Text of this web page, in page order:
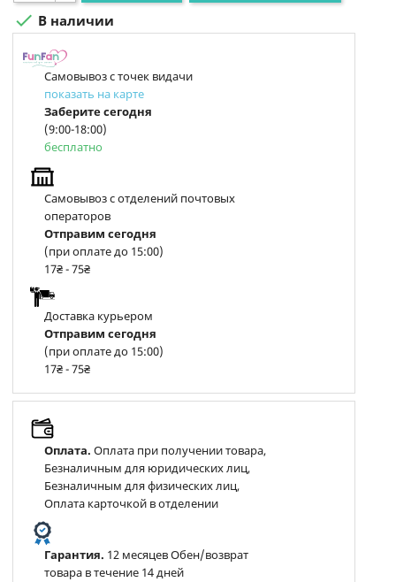
 В наличии
Самовывоз с точек видачи
показать на карте
Заберите сегодня
(9:00-18:00)
бесплатно
Самовывоз с отделений почтовых
операторов
Отправим сегодня
(при оплате до 15:00)
17₴ - 75₴
Доставка курьером
Отправим сегодня
(при оплате до 15:00)
17₴ - 75₴
Оплата. Оплата при получении товара,
Безналичным для юридических лиц,
Безналичным для физических лиц,
Оплата карточкой в отделении
Гарантия. 12 месяцев Обен/возврат
товара в течение 14 дней